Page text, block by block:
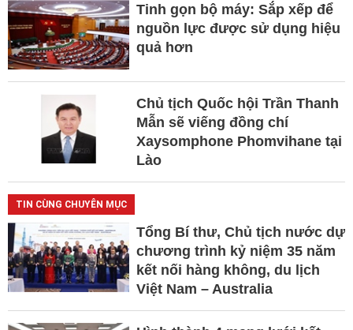
Tinh gọn bộ máy: Sắp xếp để
nguồn lực được sử dụng hiệu
quả hơn
Chủ tịch Quốc hội Trần Thanh
Mẫn sẽ viếng đồng chí
Xaysomphone Phomvihane tại
Lào
TIN CÙNG CHUYÊN MỤC
Tổng Bí thư, Chủ tịch nước dự
chương trình kỷ niệm 35 năm
kết nối hàng không, du lịch
Việt Nam – Australia